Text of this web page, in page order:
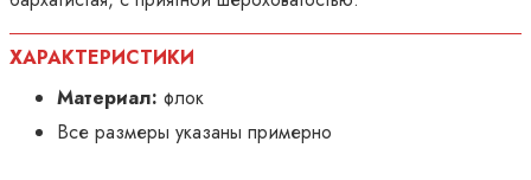
ХАРАКТЕРИСТИКИ
Материал: флок
Все размеры указаны примерно